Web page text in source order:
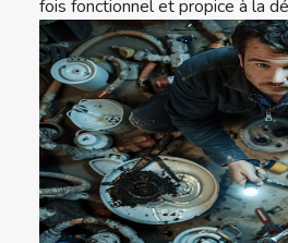
fois fonctionnel et propice à la